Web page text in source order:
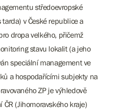
středoevropské
v České republice a
dropa velkého, přičemž
stavu lokalit (a jeho
speciální management ve
a hospodařícími subjekty na
ZP je výhledově
(Jihomoravského kraje)